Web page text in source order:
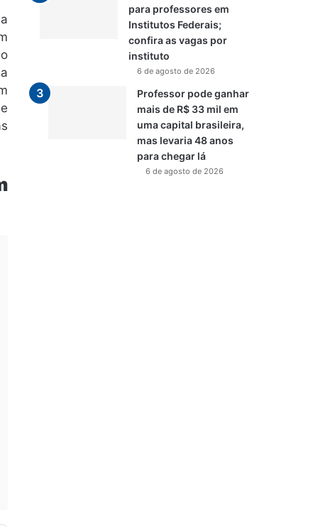
para professores em
Institutos Federais;
confira as vagas por
instituto
6 de agosto de 2026
Professor pode ganhar
mais de R$ 33 mil em
uma capital brasileira,
mas levaria 48 anos
para chegar lá
6 de agosto de 2026